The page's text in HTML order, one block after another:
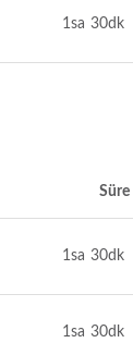
1sa 30dk
Süre
1sa 30dk
1sa 30dk